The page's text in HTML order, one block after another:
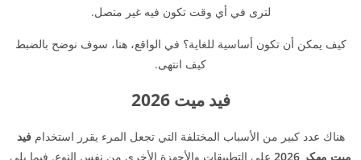
لترى في أي وقت تكون فيه غير متصل.
كيف يمكن أن تكون أساسية للغاية؟ في الواقع، هنا، سوف نوضح بالضبط
كيف انتهى.
فيد ميت 2026
هناك عدد كبير من الأسباب المختلفة التي تجعل المرء يقرر استخدامفيد
ميت مهكر 2026
على التطبيقات والأجهزة الأخرى من نفس النوع. فيما يلي